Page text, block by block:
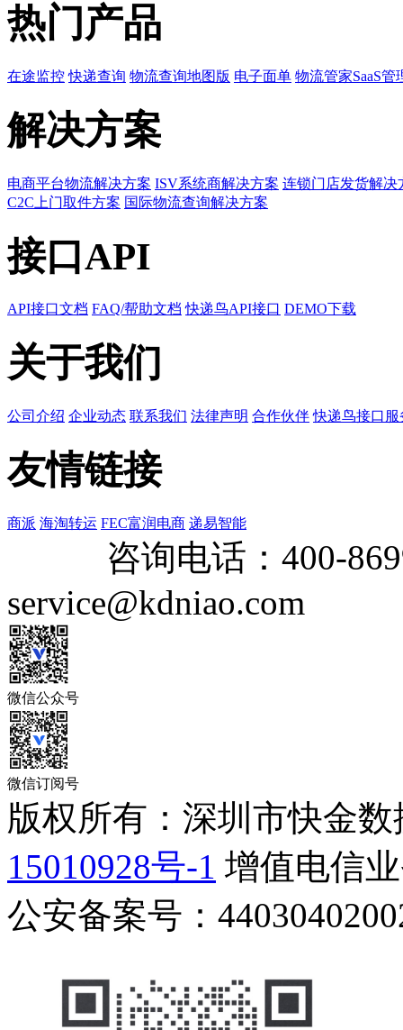
热门产品
在途监控 快递查询 物流查询地图版 电子面单 物流管家SaaS管
解决方案
电商平台物流解决方案 ISV系统商解决方案 连锁门店发货解决
C2C上门取件方案 国际物流查询解决方案
接口API
API接口文档 FAQ/帮助文档 快递鸟API接口 DEMO下载
关于我们
公司介绍 企业动态 联系我们 法律声明 合作伙伴 快递鸟接口服
友情链接
商派 海淘转运 FEC富润电商 递易智能
咨询电话： 400-
service@kdniao.com
微信公众号
微信订阅号
版权所有：深圳市快金
15010928号-1 增值电信
公安备案号：